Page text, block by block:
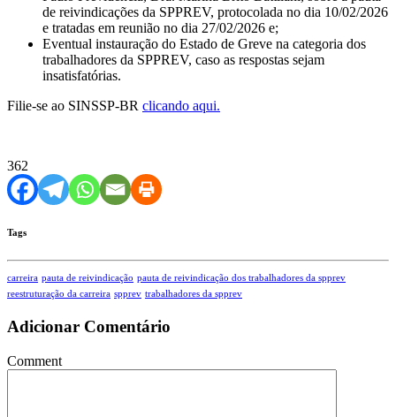
de reivindicações da SPPREV, protocolada no dia 10/02/2026
e tratadas em reunião no dia 27/02/2026 e;
Eventual instauração do Estado de Greve na categoria dos
trabalhadores da SPPREV, caso as respostas sejam
insatisfatórias.
Filie-se ao SINSSP-BR clicando aqui.
362
Tags
carreira pauta de reivindicação pauta de reivindicação dos trabalhadores da spprev
reestruturação da carreira spprev trabalhadores da spprev
Adicionar Comentário
Comment